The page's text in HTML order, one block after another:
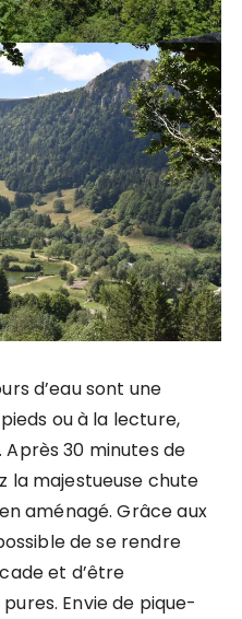
d’eau sont une
ou à la lecture,
30 minutes de
la majestueuse chute
aménagé. Grâce aux
de se rendre
et d’être
Envie de pique-